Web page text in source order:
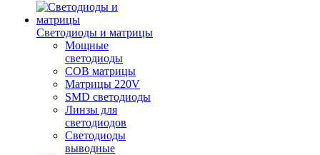
Светодиоды и матрицы
Мощные
светодиоды
COB матрицы
Матрицы 220V
SMD светодиоды
Линзы для
светодиодов
Светодиоды
выводные